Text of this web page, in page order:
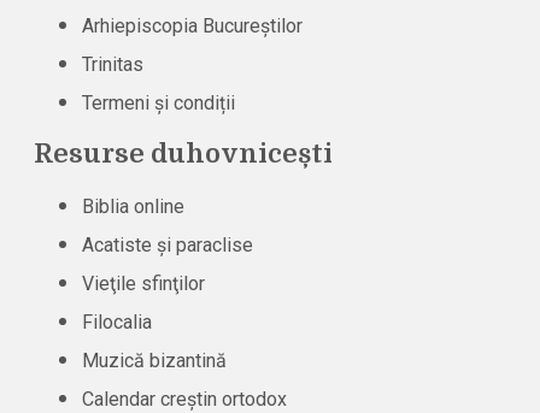
Arhiepiscopia Bucureștilor
Trinitas
Termeni și condiții
Resurse duhovnicești
Biblia online
Acatiste şi paraclise
Vieţile sfinţilor
Filocalia
Muzică bizantină
Calendar creștin ortodox